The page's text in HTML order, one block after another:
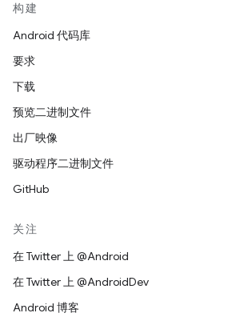
构建
Android 代码库
要求
下载
预览二进制文件
出厂映像
驱动程序二进制文件
GitHub
关注
在 Twitter 上 @Android
在 Twitter 上 @AndroidDev
Android 博客